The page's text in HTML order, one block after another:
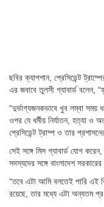
ছবির ক্যাপশান, প্রেসিডেন্ট
এর জবাবে তুলসী গ্যাবার্ড
“দুর্ভাগ্যজনকভাবে খুব লম্বা সময়
ওপর যে ধর্মীয় নির্যাতন, হত্যা ও
প্রেসিডেন্ট ট্রাম্প ও তার
সেই সঙ্গে মিস গ্যাবার্ড যোগ করেন,
সদস্যদের সঙ্গে বাংলাদেশ
“তবে এটা আমি বলতেই পারি এই
রয়েছে, তার মধ্যে এটা অন্যতম